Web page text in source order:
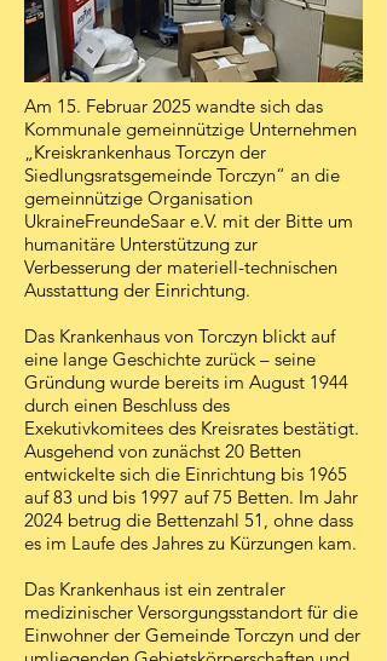
Am 15. Februar 2025 wandte sich das
Kommunale gemeinnützige Unternehmen
„Kreis­krankenhaus Torczyn der
Siedlungsratsgemeinde Torczyn“ an die
gemeinnützige Organisation
UkraineFreundeSaar e.V. mit der Bitte um
humanitäre Unterstützung zur
Verbesserung der materiell-technischen
Ausstattung der Einrichtung.
Das Krankenhaus von Torczyn blickt auf
eine lange Geschichte zurück – seine
Gründung wurde bereits im August 1944
durch einen Beschluss des
Exekutivkomitees des Kreisrates bestätigt.
Ausgehend von zunächst 20 Betten
entwickelte sich die Einrichtung bis 1965
auf 83 und bis 1997 auf 75 Betten. Im Jahr
2024 betrug die Bettenzahl 51, ohne dass
es im Laufe des Jahres zu Kürzungen kam.
Das Krankenhaus ist ein zentraler
medizinischer Versorgungsstandort für die
Einwohner der Gemeinde Torczyn und der